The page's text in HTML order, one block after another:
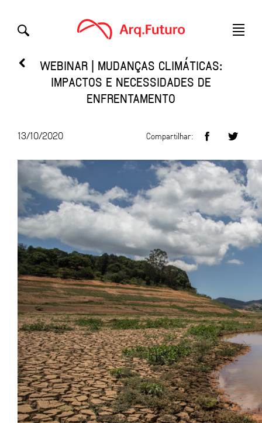
WEBINAR | MUDANÇAS CLIMÁTICAS:
IMPACTOS E NECESSIDADES DE
ENFRENTAMENTO
13/10/2020 Compartilhar: